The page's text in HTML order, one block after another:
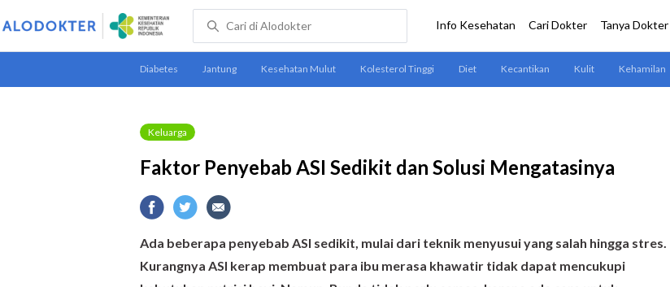
Keluarga
Faktor Penyebab ASI Sedikit dan Solusi Mengatasinya
Ada beberapa penyebab ASI sedikit, mulai dari teknik menyusui yang salah hingga stres.
Kurangnya ASI kerap membuat para ibu merasa khawatir tidak dapat mencukupi